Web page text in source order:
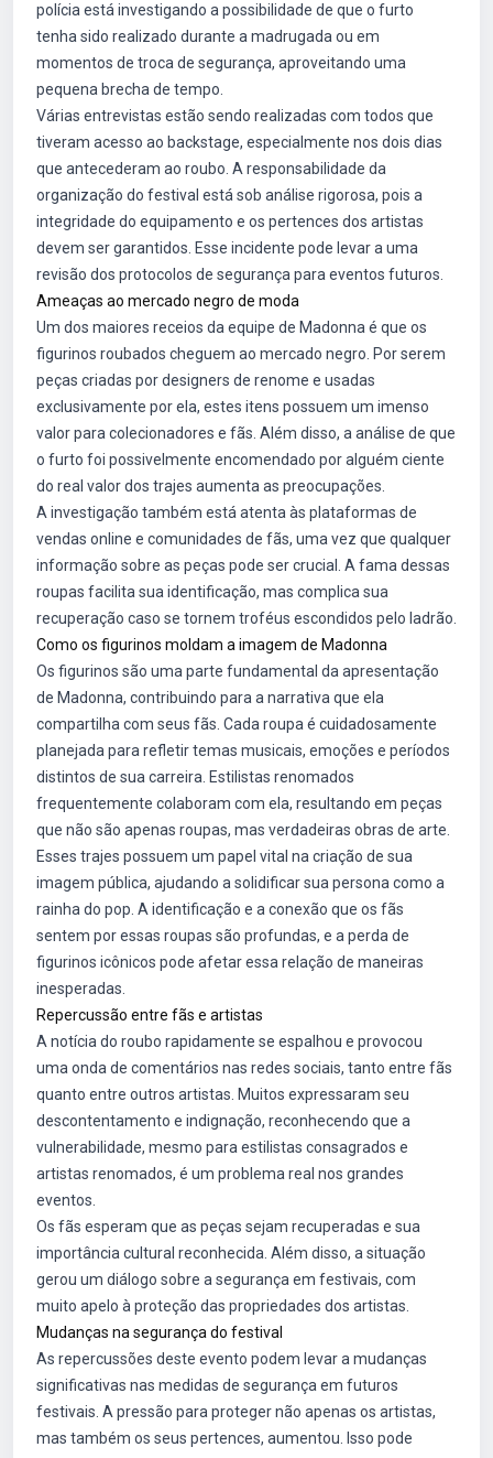
polícia está investigando a possibilidade de que o furto
tenha sido realizado durante a madrugada ou em
momentos de troca de segurança, aproveitando uma
pequena brecha de tempo.
Várias entrevistas estão sendo realizadas com todos que
tiveram acesso ao backstage, especialmente nos dois dias
que antecederam ao roubo. A responsabilidade da
organização do festival está sob análise rigorosa, pois a
integridade do equipamento e os pertences dos artistas
devem ser garantidos. Esse incidente pode levar a uma
revisão dos protocolos de segurança para eventos futuros.
Ameaças ao mercado negro de moda
Um dos maiores receios da equipe de Madonna é que os
figurinos roubados cheguem ao mercado negro. Por serem
peças criadas por designers de renome e usadas
exclusivamente por ela, estes itens possuem um imenso
valor para colecionadores e fãs. Além disso, a análise de que
o furto foi possivelmente encomendado por alguém ciente
do real valor dos trajes aumenta as preocupações.
A investigação também está atenta às plataformas de
vendas online e comunidades de fãs, uma vez que qualquer
informação sobre as peças pode ser crucial. A fama dessas
roupas facilita sua identificação, mas complica sua
recuperação caso se tornem troféus escondidos pelo ladrão.
Como os figurinos moldam a imagem de Madonna
Os figurinos são uma parte fundamental da apresentação
de Madonna, contribuindo para a narrativa que ela
compartilha com seus fãs. Cada roupa é cuidadosamente
planejada para refletir temas musicais, emoções e períodos
distintos de sua carreira. Estilistas renomados
frequentemente colaboram com ela, resultando em peças
que não são apenas roupas, mas verdadeiras obras de arte.
Esses trajes possuem um papel vital na criação de sua
imagem pública, ajudando a solidificar sua persona como a
rainha do pop. A identificação e a conexão que os fãs
sentem por essas roupas são profundas, e a perda de
figurinos icônicos pode afetar essa relação de maneiras
inesperadas.
Repercussão entre fãs e artistas
A notícia do roubo rapidamente se espalhou e provocou
uma onda de comentários nas redes sociais, tanto entre fãs
quanto entre outros artistas. Muitos expressaram seu
descontentamento e indignação, reconhecendo que a
vulnerabilidade, mesmo para estilistas consagrados e
artistas renomados, é um problema real nos grandes
eventos.
Os fãs esperam que as peças sejam recuperadas e sua
importância cultural reconhecida. Além disso, a situação
gerou um diálogo sobre a segurança em festivais, com
muito apelo à proteção das propriedades dos artistas.
Mudanças na segurança do festival
As repercussões deste evento podem levar a mudanças
significativas nas medidas de segurança em futuros
festivais. A pressão para proteger não apenas os artistas,
mas também os seus pertences, aumentou. Isso pode